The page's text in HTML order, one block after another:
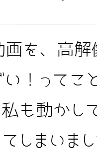
を、高解
い！って
も動かし
しまい